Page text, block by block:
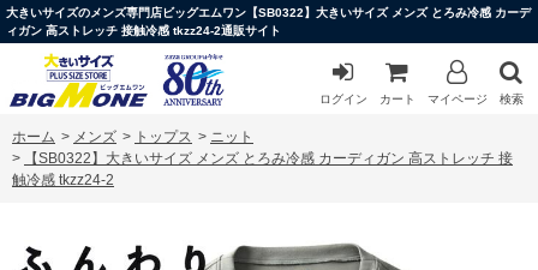
大きいサイズのメンズ専門店ビッグエムワン【SB0322】大きいサイズ メンズ とろみ冷感 カーデ
ィガン 高ストレッチ 接触冷感 tkzz24-2通販サイト
ログイン カート マイページ 検索
ホーム > メンズ > トップス > ニット
>
【SB0322】大きいサイズ メンズ とろみ冷感 カーディガン 高ストレッチ 接
触冷感 tkzz24-2